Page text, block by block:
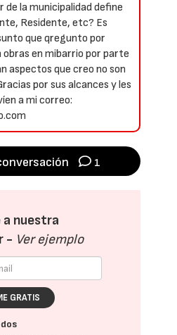
de la municipalidad define
Residente, etc? Es
que qregunto por
en mibarrio por parte
aspectos que creo no son
por sus alcances y les
a mi correo:
1
a nuestra
- Ver ejemplo
GRATIS